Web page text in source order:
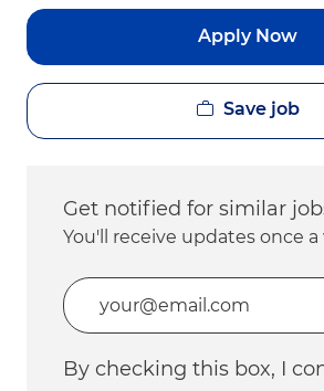
Apply Now
Save job
Get notified for similar
You'll receive updates once
Enter Email address
By checking this box, I